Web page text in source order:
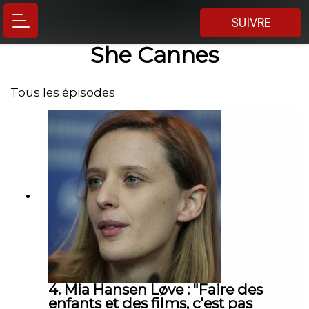
SUIVRE
She Cannes
Tous les épisodes
4. Mia Hansen Løve : "Faire des
enfants et des films, c'est pas